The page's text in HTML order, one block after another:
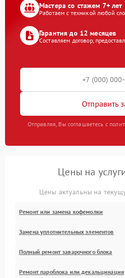
Мастера со стажем 7+ лет
Работаем с техникой любой
Гарантия до 12 месяцев
Составляем договор,
Отправить
Отправляя, Вы соглашаетесь с
Цены на
Цены актуальны на
Ремонт или замена кофемолки
Замена уплотнительных элементов
Полный ремонт заварочного блока
Ремонт пароблока или декальцинация